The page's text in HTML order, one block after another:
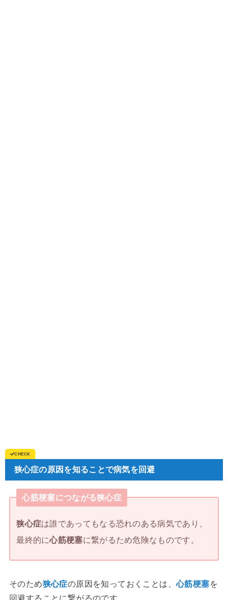
狭心症の原因を知ることで病気を回避
心筋梗塞につながる狭心症
狭心症は誰であってもなる恐れのある病気であり、
最終的に心筋梗塞に繋がるため危険なものです。
そのため狭心症の原因を知っておくことは、心筋梗塞を